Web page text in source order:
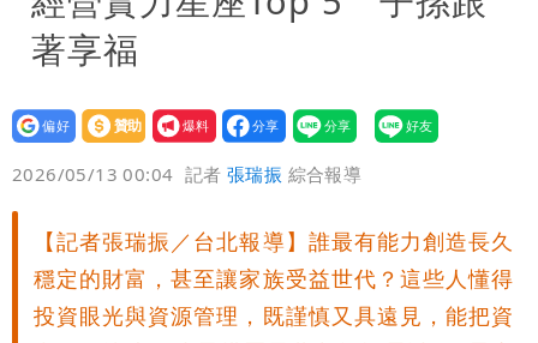
康
純棉衣物吸汗「臭到想丟」 內行曝原
因！2材質夏天別穿
王祖賢息影22年罕見現身機場 59歲零
修圖真實狀態曝光
著享福
設為
贊助
我要
爆料
2026/05/13 00:04 記者張瑞振 綜合報導
【記者張瑞振／台北報導】誰最有能力創造長久
穩定的財富，甚至讓家族受益世代？這些人懂得
投資眼光與資源管理，既謹慎又具遠見，能把資